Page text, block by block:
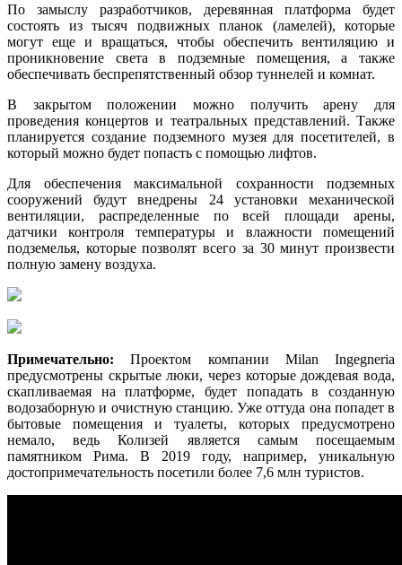
По замыслу разработчиков, деревянная платформа будет
состоять из тысяч подвижных планок (ламелей), которые
могут еще и вращаться, чтобы обеспечить вентиляцию и
проникновение света в подземные помещения, а также
обеспечивать беспрепятственный обзор туннелей и комнат.
В закрытом положении можно получить арену для
проведения концертов и театральных представлений. Также
планируется создание подземного музея для посетителей, в
который можно будет попасть с помощью лифтов.
Для обеспечения максимальной сохранности подземных
сооружений будут внедрены 24 установки механической
вентиляции, распределенные по всей площади арены,
датчики контроля температуры и влажности помещений
подземелья, которые позволят всего за 30 минут произвести
полную замену воздуха.
Примечательно: Проектом компании Milan Ingegneria
предусмотрены скрытые люки, через которые дождевая вода,
скапливаемая на платформе, будет попадать в созданную
водозаборную и очистную станцию. Уже оттуда она попадет в
бытовые помещения и туалеты, которых предусмотрено
немало, ведь Колизей является самым посещаемым
памятником Рима. В 2019 году, например, уникальную
достопримечательность посетили более 7,6 млн туристов.